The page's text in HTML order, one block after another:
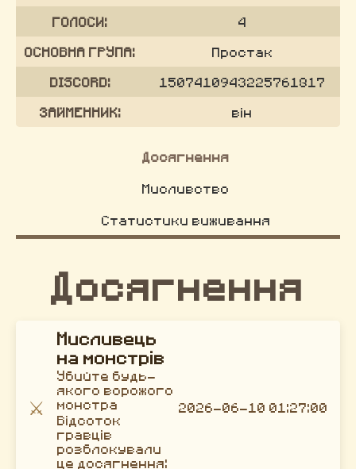
ГОЛОСИ: 4
ОСНОВНА ГРУПА: Простак
DISCORD: 1507410943225761817
ЗАЙМЕННИК: він
Досягнення
Мисливство
Статистики виживання
Досягнення
⚔️
Мисливець
на монстрів
Убийте будь-
якого ворожого
монстра
Відсоток
гравців
розблокували
це досягнення:
2026-06-10 01:27:00